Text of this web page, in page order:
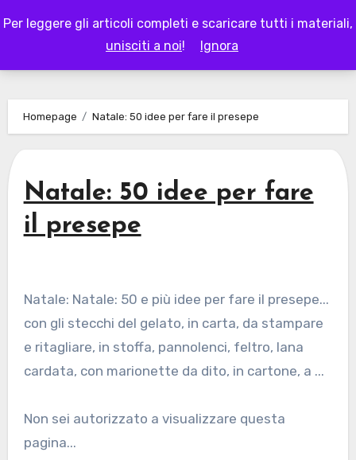
Per leggere gli articoli completi e scaricare tutti i materiali,
unisciti a noi! Ignora
to
LAPAPPADOLCE
Homepage Natale: 50 idee per fare il presepe
Natale: 50 idee per fare
il presepe
Natale: Natale: 50 e più idee per fare il presepe...
con gli stecchi del gelato, in carta, da stampare
e ritagliare, in stoffa, pannolenci, feltro, lana
cardata, con marionette da dito, in cartone, a ...
Non sei autorizzato a visualizzare questa
pagina...